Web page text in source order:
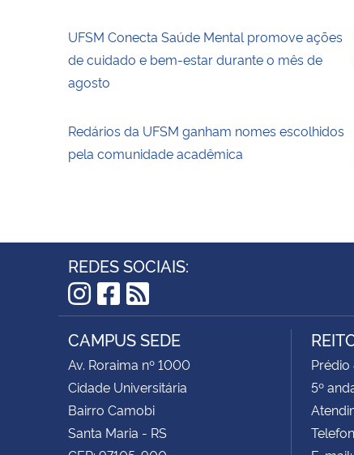
UFSM Conecta Saúde Mental promove ações
de cuidado e bem-estar durante o mês de
agosto
Redários da UFSM ganham nomes escolhidos
pela comunidade acadêmica
REDES SOCIAIS:
Instagram
Facebook
RSS
CAMPUS SEDE
Av. Roraima nº 1000
Cidade Universitária
Bairro Camobi
Santa Maria - RS
Prédio
5º